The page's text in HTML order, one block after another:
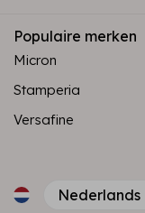
Populaire merken
Micron
Stamperia
Versafine